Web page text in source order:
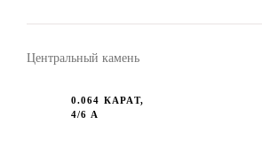
Центральный камень
0.064 КАРАТ,
4/6 А